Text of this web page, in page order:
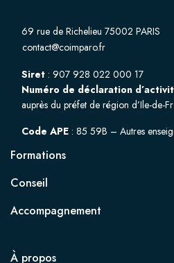
69 rue de Richelieu 75002 PARIS
contact@coimparo.fr
Siret : 907 928 022 000 17
Numéro de déclaration
auprès du préfet de région d’Ile-de-
Code APE : 85 59B – Autres
Formations
Conseil
Accompagnement
À propos